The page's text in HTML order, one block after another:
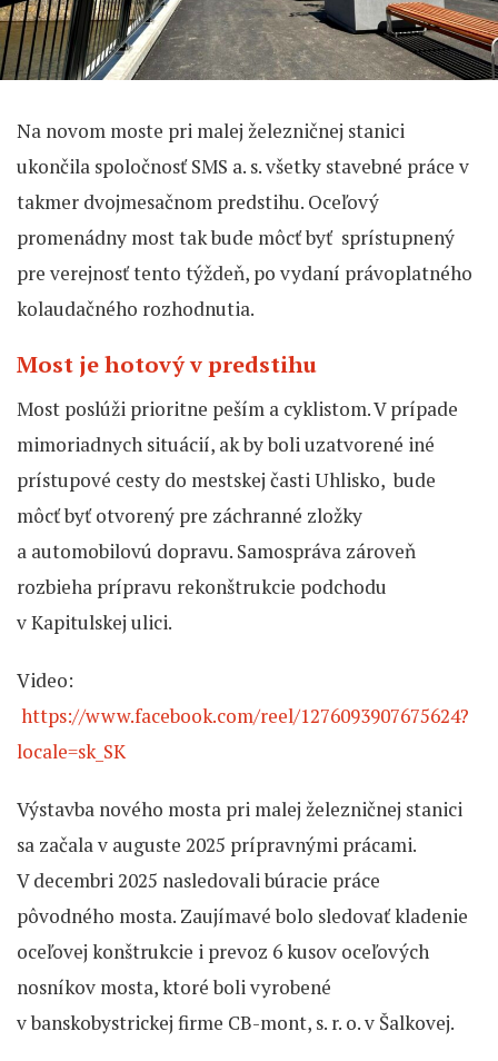
Na novom moste pri malej železničnej stanici
ukončila spoločnosť SMS a. s. všetky stavebné práce v
takmer dvojmesačnom predstihu. Oceľový
promenádny most tak bude môcť byť sprístupnený
pre verejnosť tento týždeň, po vydaní právoplatného
kolaudačného rozhodnutia.
Most je hotový v predstihu
Most poslúži prioritne peším a cyklistom. V prípade
mimoriadnych situácií, ak by boli uzatvorené iné
prístupové cesty do mestskej časti Uhlisko, bude
môcť byť otvorený pre záchranné zložky
a automobilovú dopravu. Samospráva zároveň
rozbieha prípravu rekonštrukcie podchodu
v Kapitulskej ulici.
Video:
https://www.facebook.com/reel/1276093907675624?
locale=sk_SK
Výstavba nového mosta pri malej železničnej stanici
sa začala v auguste 2025 prípravnými prácami.
V decembri 2025 nasledovali búracie práce
pôvodného mosta. Zaujímavé bolo sledovať kladenie
oceľovej konštrukcie i prevoz 6 kusov oceľových
nosníkov mosta, ktoré boli vyrobené
v banskobystrickej firme CB-mont, s. r. o. v Šalkovej.